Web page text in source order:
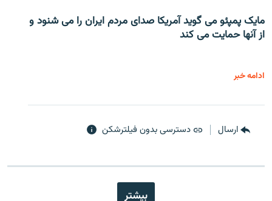
مایک پمپئو می گوید آمریکا صدای مردم ایران را می شنود و
از آنها حمایت می کند
ادامه خبر
ارسال دسترسی بدون فیلترشکن
بیشتر